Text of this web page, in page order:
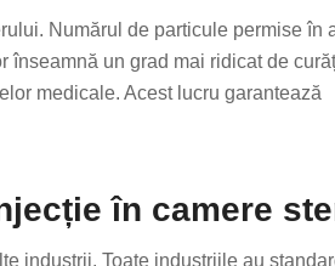
Numărul de particule permise în
înseamnă un grad mai ridicat de
medicale. Acest lucru garantează
în camere
industrii. Toate industriile au